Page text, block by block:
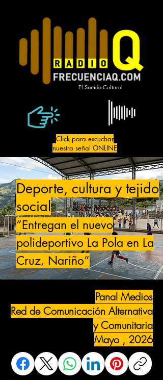
Click para escuchar
nuestra señal ONLINE
El Sonido Cultural
Deporte, cultura y tejido
social
“Entregan el nuevo
polideportivo La Pola en La
Cruz, Nariño”
Panal Medios
Red de Comunicación Alternativa
y Comunitaria
Mayo , 2026